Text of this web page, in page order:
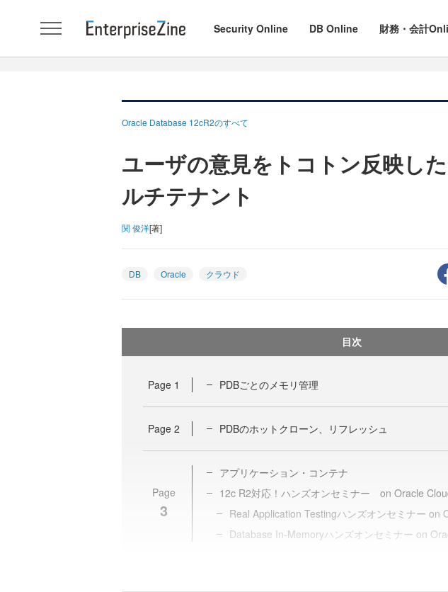
Security Online DB Online 財務・会計
Oracle Database 12cR2のすべて
ユーザの意見をトコトン反映し
ルチテナント
関 俊洋[著]
DB Oracle クラウド
目次
Page 1 PDBごとのメモリ管理
Page 2 PDBのホットクローン、リフレッシュ
Page
3
アプリケーション・コンテナ
12c R2対応！ハンズオンセミナー on Oracle
Real Application Testingハンズオンセミナー on
Database In-Memoryハンズオンセミナー on